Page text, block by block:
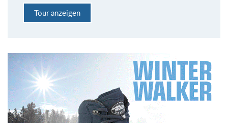
Tour anzeigen